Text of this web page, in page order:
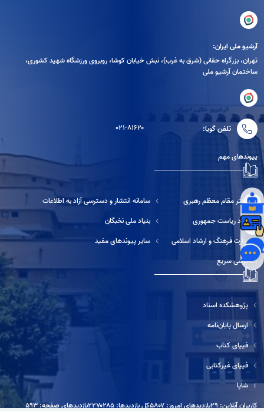
آرشیو ملی ایران:
تهران، بزرگراه حقانی (شرق به غرب)، نبش خیابان کوشا، روبروی ورزشگاه شهید کشوری،
ساختمان آرشیو ملی
تلفن گویا: ۰۲۱-۸۱۶۲۰
پیوندهای مهم
دفتر مقام معظم رهبری
نهاد ریاست جمهوری
وزارت فرهنگ و ارشاد اسلامی
سامانه انتشار و دسترسی آزاد به اطلاعات
بنیاد ملی نخبگان
سایر پیوندهای مفید
دسترسی سریع
پژوهشکده اسناد
ارسال پایان‌نامه
فیپای کتاب
فیپای غیرکتابی
شاپا
کاربران آنلاین: ۲۹
بازدیدهای امروز: ۵۸۰۷ کل بازدیدها: ۲۲۷۰۲۸۵ بازدیدهای صفحه: ۵۹۳